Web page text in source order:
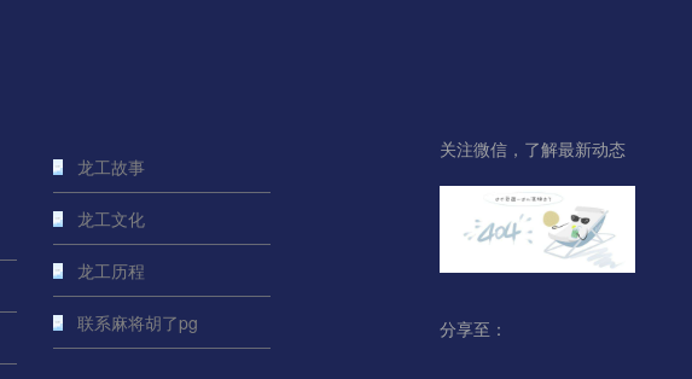
龙工故事
龙工文化
龙工历程
联系麻将胡了pg
关注微信，了解最新动态
分享至：